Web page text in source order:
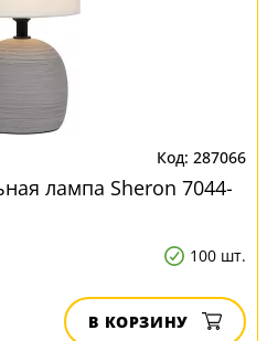
287066
лампа Sheron 7044-
100 шт.
В КОРЗИНУ